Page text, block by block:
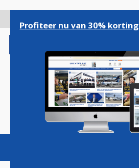
gaan
Magazine Podcasts
Profiteer nu van 30% korting